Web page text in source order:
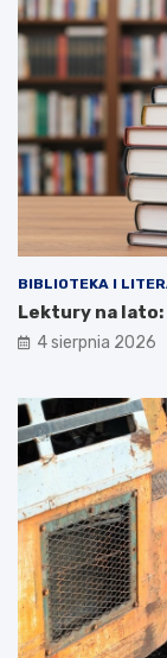
BIBLIOTEKA I
Lektury na
4 sierpnia 2026